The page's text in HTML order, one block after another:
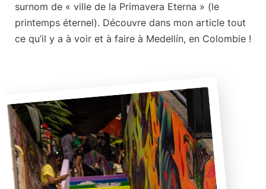
surnom de « ville de la Primavera Eterna » (le
printemps éternel). Découvre dans mon article tout
ce qu’il y a à voir et à faire à Medellín, en Colombie !